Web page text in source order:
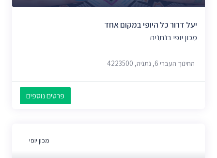
יעל דרור כל היופי במקום אחד
מכון יופי בנתניה
החינוך העברי 6, נתניה, 4223500
פרטים נוספים
מכון יופי